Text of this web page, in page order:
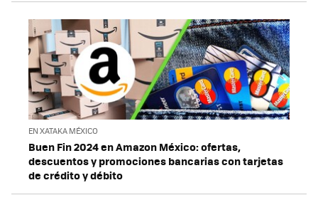
EN XATAKA MÉXICO
Buen Fin 2024 en Amazon México: ofertas,
descuentos y promociones bancarias con tarjetas
de crédito y débito